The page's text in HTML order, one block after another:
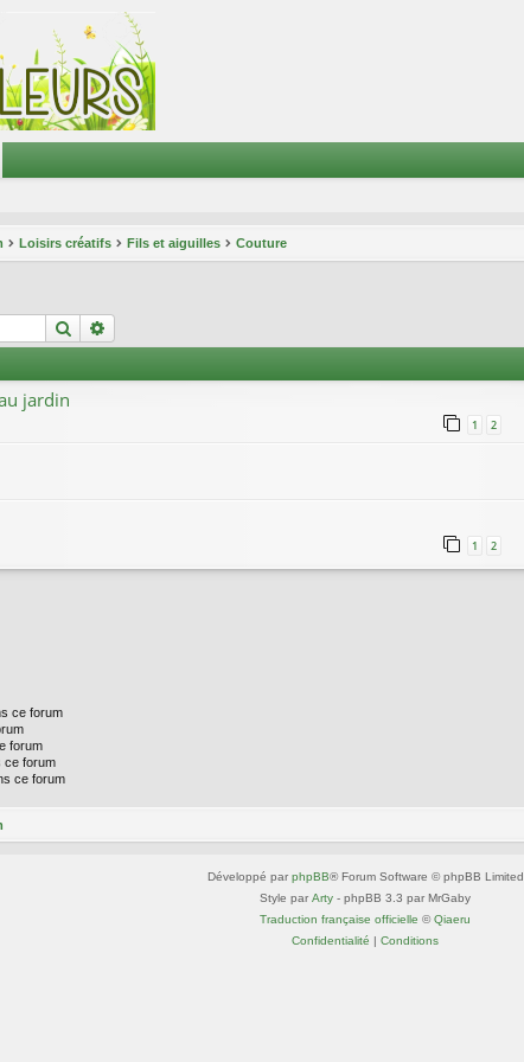
Loisirs créatifs Fils et aiguilles Couture
Rechercher
jardin
1 2
1 2
ce forum
forum
ce forum
ce forum
Développé par phpBB® Forum Software © phpBB Limited
Style par Arty - phpBB 3.3 par MrGaby
Traduction française officielle ©Qiaeru
Confidentialité | Conditions